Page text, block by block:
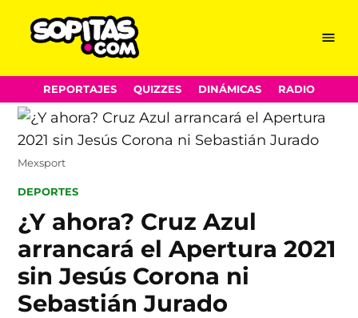
Skip
to
content
Menu
REPORTAJES QUIZZES DINÁMICAS RADIO
Mexsport
POSTED
DEPORTES
¿Y ahora? Cruz Azul
arrancará el Apertura 2021
sin Jesús Corona ni
Sebastián Jurado